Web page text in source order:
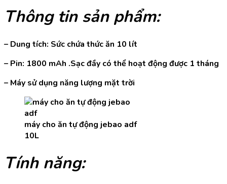
lượng
Thông tin sản phẩm:
– Dung tích: Sức chứa thức ăn 10 lít
– Pin: 1800 mAh .Sạc đầy có thể hoạt động được 1 tháng
– Máy sử dụng năng lượng mặt trời
máy cho ăn tự động jebao adf
10L
Tính năng: